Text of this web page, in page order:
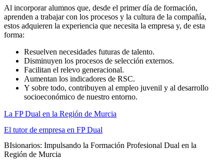
Al incorporar alumnos que, desde el primer día de formación,
aprenden a trabajar con los procesos y la cultura de la compañía,
estos adquieren la experiencia que necesita la empresa y, de esta
forma:
Resuelven necesidades futuras de talento.
Disminuyen los procesos de selección externos.
Facilitan el relevo generacional.
Aumentan los indicadores de RSC.
Y sobre todo, contribuyen al empleo juvenil y al desarrollo
socioeconómico de nuestro entorno.
La FP Dual en la Región de Murcia
El tutor de empresa en FP Dual
BIsionarios: Impulsando la Formación Profesional Dual en la
Región de Murcia